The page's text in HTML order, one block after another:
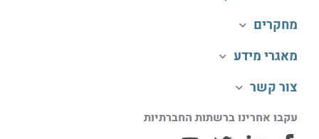
מחקרים
מאגרי מידע
צור קשר
עקבו אחרינו ברשתות החברתיות